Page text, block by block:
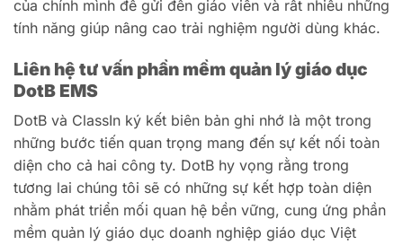
của chính mình để gửi đến giáo viên và rất nhiều những
tính năng giúp nâng cao trải nghiệm người dùng khác.
Liên hệ tư vấn phần mềm quản lý giáo dục
DotB EMS
DotB và ClassIn ký kết biên bản ghi nhớ là một trong
những bước tiến quan trọng mang đến sự kết nối toàn
diện cho cả hai công ty. DotB hy vọng rằng trong
tương lai chúng tôi sẽ có những sự kết hợp toàn diện
nhằm phát triển mối quan hệ bền vững, cung ứng phần
mềm quản lý giáo dục doanh nghiệp giáo dục Việt